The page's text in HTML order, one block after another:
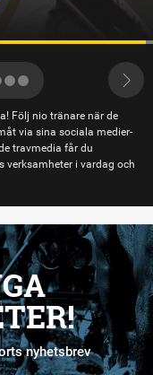
Följ nio tränare när de
via sina sociala medier-
travmedia får du
verksamheter i vardag och
nyhetsbrev